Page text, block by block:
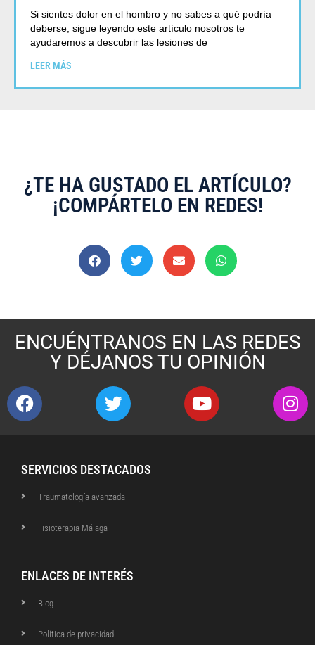
Si sientes dolor en el hombro y no sabes a qué podría
deberse, sigue leyendo este artículo nosotros te
ayudaremos a descubrir las lesiones de
LEER MÁS
¿TE HA GUSTADO EL ARTÍCULO?
¡COMPÁRTELO EN REDES!
ENCUÉNTRANOS EN LAS REDES
Y DÉJANOS TU OPINIÓN
SERVICIOS DESTACADOS
Traumatología avanzada
Fisioterapia Málaga
ENLACES DE INTERÉS
Blog
Política de privacidad